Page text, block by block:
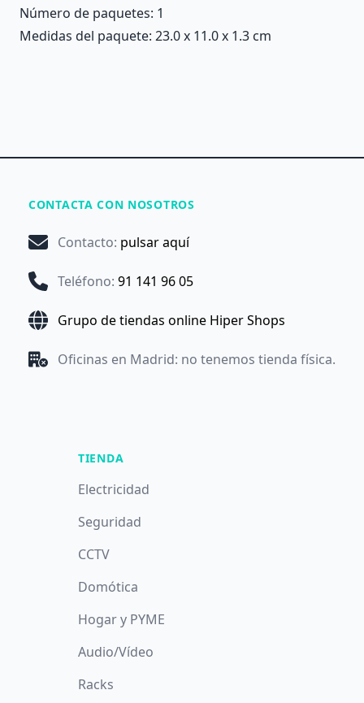
Número de paquetes: 1
Medidas del paquete: 23.0 x 11.0 x 1.3 cm
CONTACTA CON NOSOTROS
Contacto: pulsar aquí
Teléfono: 91 141 96 05
Grupo de tiendas online Hiper Shops
Oficinas en Madrid: no tenemos tienda física.
TIENDA
Electricidad
Seguridad
CCTV
Domótica
Hogar y PYME
Audio/Vídeo
Racks